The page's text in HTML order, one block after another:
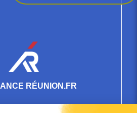
RÉUNION.FR